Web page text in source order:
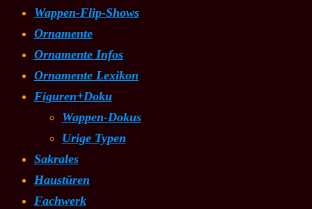
Wappen-Flip-Shows
Ornamente
Ornamente Infos
Ornamente Lexikon
Figuren+Doku
Wappen-Dokus
Urige Typen
Sakrales
Haustüren
Fachwerk